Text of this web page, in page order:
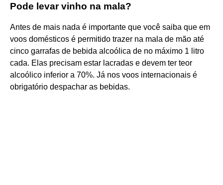
Pode levar vinho na mala?
Antes de mais nada é importante que você saiba que em
voos domésticos é permitido trazer na mala de mão até
cinco garrafas de bebida alcoólica de no máximo 1 litro
cada. Elas precisam estar lacradas e devem ter teor
alcoólico inferior a 70%. Já nos voos internacionais é
obrigatório despachar as bebidas.